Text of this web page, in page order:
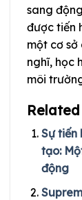
sang
được tiến
một cơ
nghĩ, học
môi
Sự tiến
tạo:
động